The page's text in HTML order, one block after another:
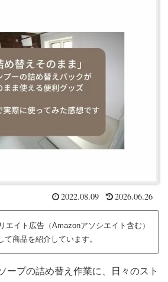
2022.08.09 2026.06.26
イト広告（Amazonアソシエイト含む）
て商品を紹介しています。
ープの詰め替え作業に、日々のスト